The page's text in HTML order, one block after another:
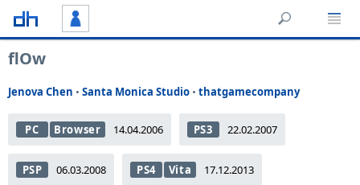
flOw
Jenova Chen • Santa Monica Studio • thatgamecompany
PC Browser 14.04.2006 PS3 22.02.2007
PSP 06.03.2008 PS4 Vita 17.12.2013